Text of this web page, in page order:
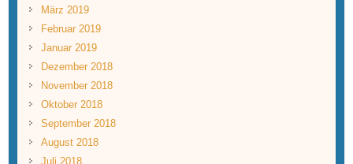
März 2019
Februar 2019
Januar 2019
Dezember 2018
November 2018
Oktober 2018
September 2018
August 2018
Juli 2018